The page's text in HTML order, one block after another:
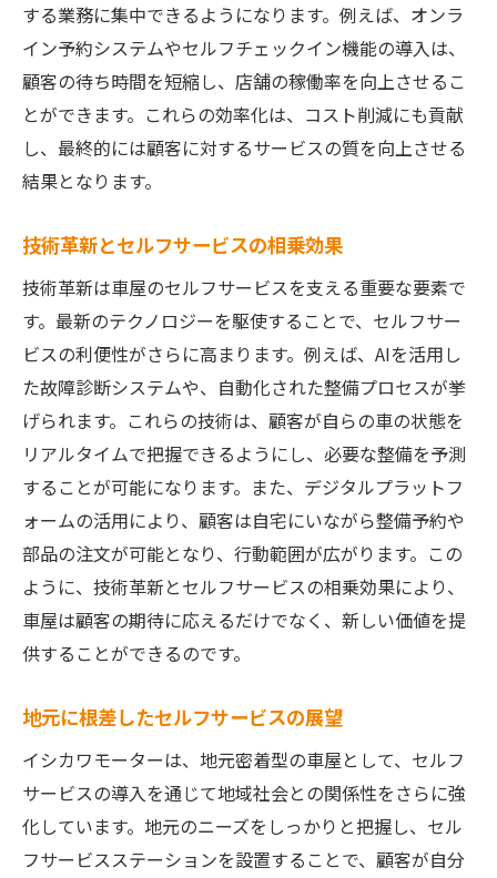
セルフサービスがもたらす業界再編の兆し
イシカワモーターが挑むセルフサービスの新た
な可能性
イシカワモーター流セルフサービスの取り
組み
顧客満足を追求するセルフサービスの実践
地域密着型セルフサービスの価値とは
イシカワモーターが目指す持続可能なセル
フサービス
セルフサービスが開く新たなビジネスチャ
ンス
セルフサービスがもたらす革新的な顧客体験の
向上
顧客との新たな接点を生むセルフサービス
セルフサービスが提供するパーソナライズ
された体験
顧客のライフスタイルに合わせた柔軟なサ
ービス
安心と信頼を生むセルフサービスの役割
デジタル化がもたらす顧客体験の向上
車屋の新時代を切り拓くセルフサービスの力
セルフサービスが業界スタンダードに
する業務に集中できるようになります。例えば、オンラ
イン予約システムやセルフチェックイン機能の導入は、
顧客の待ち時間を短縮し、店舗の稼働率を向上させるこ
とができます。これらの効率化は、コスト削減にも貢献
し、最終的には顧客に対するサービスの質を向上させる
結果となります。
技術革新とセルフサービスの相乗効果
技術革新は車屋のセルフサービスを支える重要な要素で
す。最新のテクノロジーを駆使することで、セルフサー
ビスの利便性がさらに高まります。例えば、AIを活用し
た故障診断システムや、自動化された整備プロセスが挙
げられます。これらの技術は、顧客が自らの車の状態を
リアルタイムで把握できるようにし、必要な整備を予測
することが可能になります。また、デジタルプラットフ
ォームの活用により、顧客は自宅にいながら整備予約や
部品の注文が可能となり、行動範囲が広がります。この
ように、技術革新とセルフサービスの相乗効果により、
車屋は顧客の期待に応えるだけでなく、新しい価値を提
供することができるのです。
地元に根差したセルフサービスの展望
イシカワモーターは、地元密着型の車屋として、セルフ
サービスの導入を通じて地域社会との関係性をさらに強
化しています。地元のニーズをしっかりと把握し、セル
フサービスステーションを設置することで、顧客が自分